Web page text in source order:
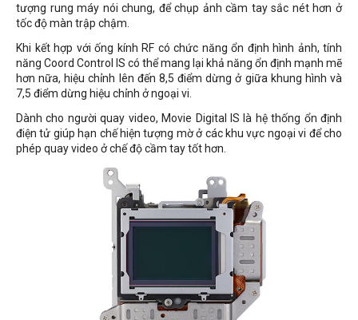
tượng rung máy nói chung, để chụp ảnh cầm tay sắc nét hơn ở
tốc độ màn trập chậm.
Khi kết hợp với ống kính RF có chức năng ổn định hình ảnh, tính
năng Coord Control IS có thể mang lại khả năng ổn định mạnh mẽ
hơn nữa, hiệu chỉnh lên đến 8,5 điểm dừng ở giữa khung hình và
7,5 điểm dừng hiệu chỉnh ở ngoại vi.
Dành cho người quay video, Movie Digital IS là hệ thống ổn định
điện tử giúp hạn chế hiện tượng mờ ở các khu vực ngoại vi để cho
phép quay video ở chế độ cầm tay tốt hơn.